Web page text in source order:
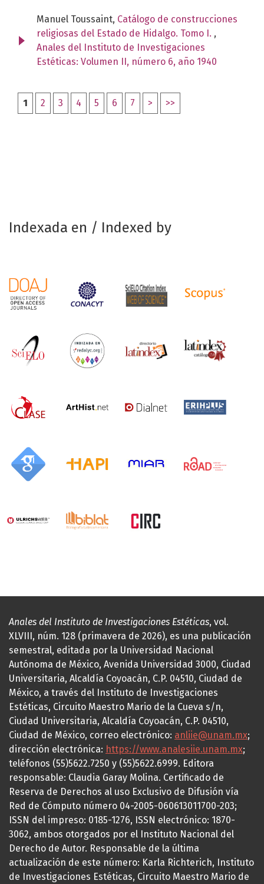
Manuel Toussaint, Catálogo de construcciones
religiosas del Estado de Hidalgo. Tomo I. ,
Anales del Instituto de Investigaciones
Estéticas: Volumen II, número 6, año 1940
1 2 3 4 5 6 7 > >>
Indexada en / Indexed by
Anales del Instituto de Investigaciones Estéticas, vol.
XLVIII, núm. 128 (primavera de 2026), es una publicación
semestral, editada por la Universidad Nacional
Autónoma de México, Avenida Universidad 3000, Ciudad
Universitaria, Alcaldía Coyoacán, C.P. 04510, Ciudad de
México, a través del Instituto de Investigaciones
Estéticas, Circuito Maestro Mario de la Cueva s/n,
Ciudad Universitaria, Alcaldía Coyoacán, C.P. 04510,
Ciudad de México, correo electrónico: anliie@unam.mx;
dirección electrónica: https://www.analesiie.unam.mx;
teléfonos (55)5622.7250 y (55)5622.6999. Editora
responsable: Claudia Garay Molina. Certificado de
Reserva de Derechos al uso Exclusivo de Difusión vía
Red de Cómputo número 04-2005-060613011700-203;
ISSN del impreso: 0185-1276, ISSN electrónico: 1870-
3062, ambos otorgados por el Instituto Nacional del
Derecho de Autor. Responsable de la última
actualización de este número: Karla Richterich, Instituto
de Investigaciones Estéticas, Circuito Maestro Mario de